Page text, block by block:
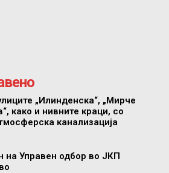
„Илинденска“, „Мирче
како и нивните краци, со
канализација
на Управен одбор во ЈКП